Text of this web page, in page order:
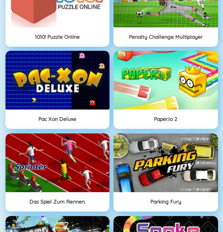
1010! Puzzle Online Penalty Challenge Multiplayer
Pac Xon Deluxe Paper.io 2
Das Spiel Zum Rennen. Parking Fury